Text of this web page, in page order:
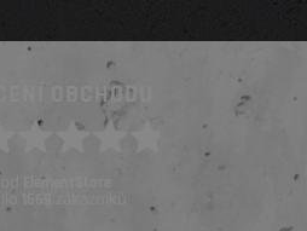
OBCHODU
ElementStore